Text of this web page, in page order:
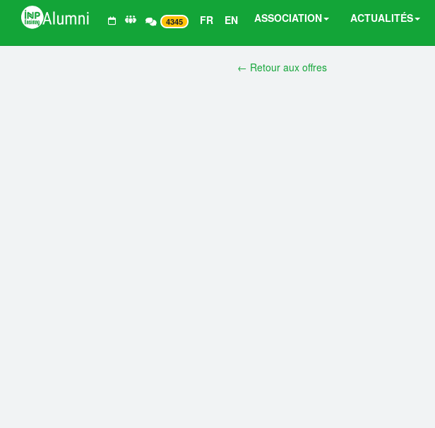
4345 FR EN ASSOCIATION ACTUALITÉS
← Retour aux offres